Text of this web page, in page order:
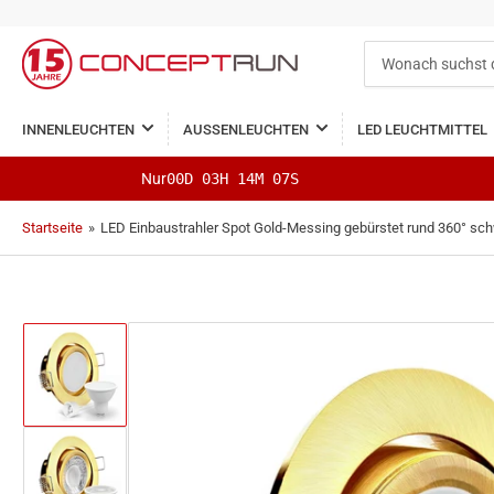
suchst
du?
INNENLEUCHTEN AUSSENLEUCHTEN LED LEUCHTMITTEL
Nur00D 03H 14M 06S
Startseite » LED Einbaustrahler Spot Gold-Messing gebürstet rund 360°
Bild
in
Galerieansicht
1
laden
Bild